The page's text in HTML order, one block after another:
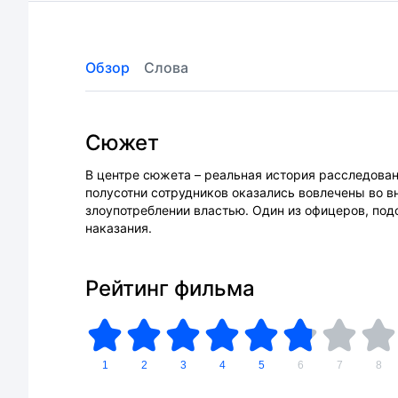
Обзор Слова
Сюжет
В центре сюжета – реальная история
полусотни сотрудников оказались вовлечены
злоупотреблении властью. Один из офицеров,
наказания.
Рейтинг фильма
1 2 3 4 5 6 7 8